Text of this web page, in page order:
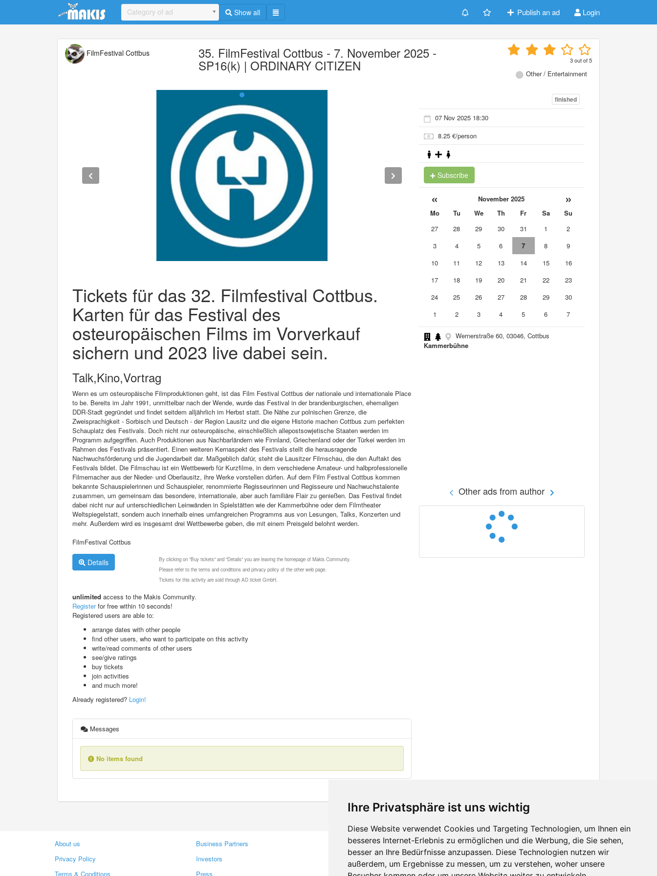
Ihre Privatsphäre ist uns wichtig
Diese Website verwendet Cookies und Targeting Technologien, um Ihnen ein
besseres Internet-Erlebnis zu ermöglichen und die Werbung, die Sie sehen,
besser an Ihre Bedürfnisse anzupassen. Diese Technologien nutzen wir
außerdem, um Ergebnisse zu messen, um zu verstehen, woher unsere
Update cookies preferences
Category of ad Show all Publish an ad Login
FilmFestival Cottbus 35. FilmFestival Cottbus - 7. November 2025 -
SP16(k) | ORDINARY CITIZEN 3out of5
Other / Entertainment
Tickets für das 32. Filmfestival Cottbus.
Karten für das Festival des
osteuropäischen Films im Vorverkauf
sichern und 2023 live dabei sein.
Talk,Kino,Vortrag
Wenn es um osteuropäische Filmproduktionen geht, ist das Film Festival Cottbus der nationale und internationale Place
to be. Bereits im Jahr 1991, unmittelbar nach der Wende, wurde das Festival in der brandenburgischen, ehemaligen
DDR-Stadt gegründet und findet seitdem alljährlich im Herbst statt. Die Nähe zur polnischen Grenze, die
Zweisprachigkeit - Sorbisch und Deutsch - der Region Lausitz und die eigene Historie machen Cottbus zum perfekten
Schauplatz des Festivals. Doch nicht nur osteuropäische, einschließlich allepostsowjetische Staaten werden im
Programm aufgegriffen. Auch Produktionen aus Nachbarländern wie Finnland, Griechenland oder der Türkei werden im
Rahmen des Festivals präsentiert. Einen weiteren Kernaspekt des Festivals stellt die herausragende
Nachwuchsförderung und die Jugendarbeit dar. Maßgeblich dafür, steht die Lausitzer Filmschau, die den Auftakt des
Festivals bildet. Die Filmschau ist ein Wettbewerb für Kurzfilme, in dem verschiedene Amateur- und halbprofessionelle
Filmemacher aus der Nieder- und Oberlausitz, ihre Werke vorstellen dürfen. Auf dem Film Festival Cottbus kommen
bekannte Schauspielerinnen und Schauspieler, renommierte Regisseurinnen und Regisseure und Nachwuchstalente
zusammen, um gemeinsam das besondere, internationale, aber auch familiäre Flair zu genießen. Das Festival findet
dabei nicht nur auf unterschiedlichen Leinwänden in Spielstätten wie der Kammerbühne oder dem Filmtheater
Weltspiegelstatt, sondern auch innerhalb eines umfangreichen Programms aus von Lesungen, Talks, Konzerten und
mehr. Außerdem wird es insgesamt drei Wettbewerbe geben, die mit einem Preisgeld belohnt werden.
FilmFestival Cottbus
Details
By clicking on "Buy tickets" and "Details" you are leaving the homepage of Makis Community.
Please refer to the terms and conditions and privacy policy of the other web page.
Tickets for this activity are sold through AD ticket GmbH.
unlimited access to the Makis Community.
Registerfor free within 10 seconds!
Registered users are able to:
arrange dates with other people
find other users, who want to participate on this activity
write/read comments of other users
see/give ratings
buy tickets
join activities
and much more!
Already registered? Login!
Messages
No items found
finished
07 Nov 2025 18:30
8.25 €/person
Subscribe
« November 2025 »
Mo Tu We Th Fr Sa
Su
27
28 29 30 31 1
2
3
4 5 6 7 8
9
10
11 12 13 14 15
16
17
18 19 20 21 22
23
24
25 26 27 28 29
30
1
2 3 4 5 6 7
Wernerstraße 60, 03046, Cottbus
Kammerbühne
Other ads from author
About us
Privacy Policy
Terms & Conditions
Business Partners
Investors
Press
Contacts
Feedback
Report A Bug
Facebook
Twitter
YouTube